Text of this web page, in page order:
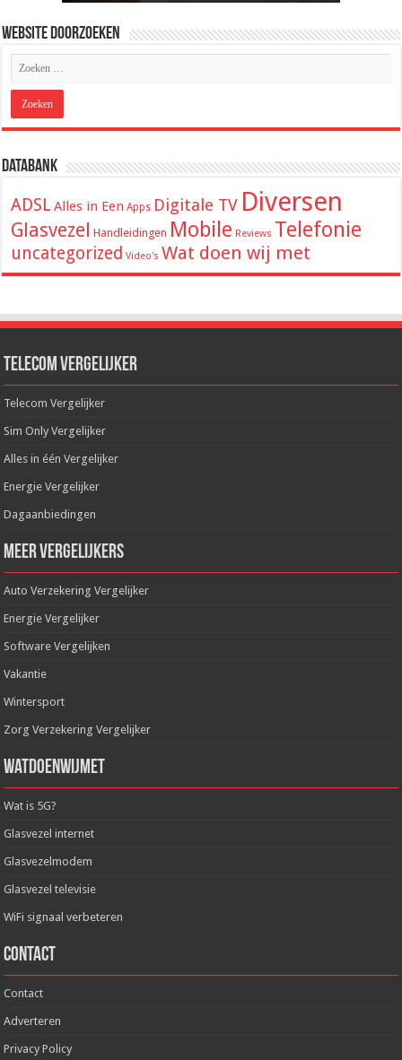
Website Doorzoeken
Databank
ADSL Alles in Een Apps Digitale TV Diversen
Glasvezel Handleidingen Mobile Reviews Telefonie
uncategorized Video's Wat doen wij met
Telecom Vergelijker
Telecom Vergelijker
Sim Only Vergelijker
Alles in één Vergelijker
Energie Vergelijker
Dagaanbiedingen
Meer Vergelijkers
Auto Verzekering Vergelijker
Energie Vergelijker
Software Vergelijken
Vakantie
Wintersport
Zorg Verzekering Vergelijker
WatDoenWijMet
Wat is 5G?
Glasvezel internet
Glasvezelmodem
Glasvezel televisie
WiFi signaal verbeteren
Contact
Contact
Adverteren
Privacy Policy